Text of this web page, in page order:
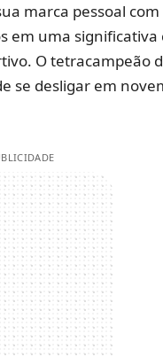
marca pessoal com
em uma
O tetracampeão
se desligar em